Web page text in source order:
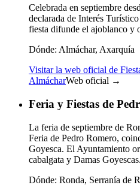
Celebrada en septiembre
declarada de Interés
fiesta difunde el ajoblanco y
Dónde: Almáchar, Axarquía
Visitar la web oficial de
AlmácharWeb oficial →
Feria y Fiestas de
La feria de septiembre de
Feria de Pedro Romero,
Goyesca. El Ayuntamiento
cabalgata y Damas Goyescas.
Dónde: Ronda, Serranía de